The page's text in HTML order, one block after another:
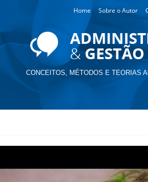
Home Sobre o Autor
CONCEITOS, MÉTODOS E TEORIAS